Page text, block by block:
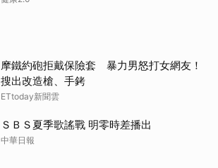
摩鐵約砲拒戴保險套 暴力男怒打女網友！
搜出改造槍、手銬
ETtoday新聞雲
ＳＢＳ夏季歌謠戰 明零時差播出
中華日報